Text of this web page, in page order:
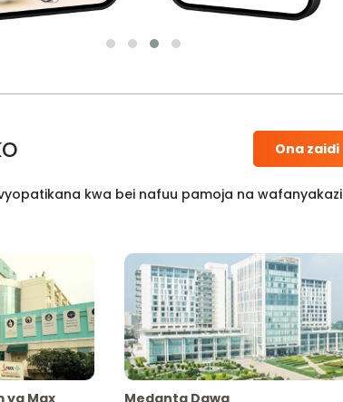
Ona zaidi
kwa bei nafuu pamoja na wafanyakazi
ya Max
Medanta Dawa